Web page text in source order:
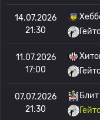
14.07.2026
21:30
11.07.2026
17:00
07.07.2026
21:30